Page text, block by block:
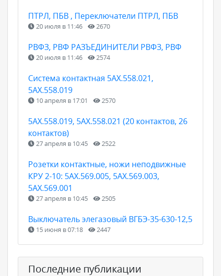
ПТРЛ, ПБВ , Переключатели ПТРЛ, ПБВ
20 июля в 11:46 2670
РВФЗ, РВФ РАЗЪЕДИНИТЕЛИ РВФЗ, РВФ
20 июля в 11:46 2574
Cистема контактная 5АХ.558.021,
5АХ.558.019
10 апреля в 17:01 2570
5АХ.558.019, 5АХ.558.021 (20 контактов, 26
контактов)
27 апреля в 10:45 2522
Розетки контактные, ножи неподвижные
КРУ 2-10: 5АХ.569.005, 5АХ.569.003,
5АХ.569.001
27 апреля в 10:45 2505
Выключатель элегазовый ВГБЭ-35-630-12,5
15 июня в 07:18 2447
Последние публикации